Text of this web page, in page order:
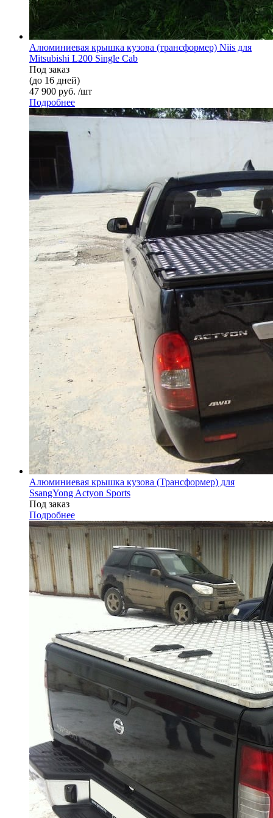
Алюминиевая крышка кузова (трансформер) Niis для
Mitsubishi L200 Single Cab
Под заказ
(до 16 дней)
47 900 руб. /шт
Подробнее
Алюминиевая крышка кузова (Трансформер) для
SsangYong Actyon Sports
Под заказ
Подробнее